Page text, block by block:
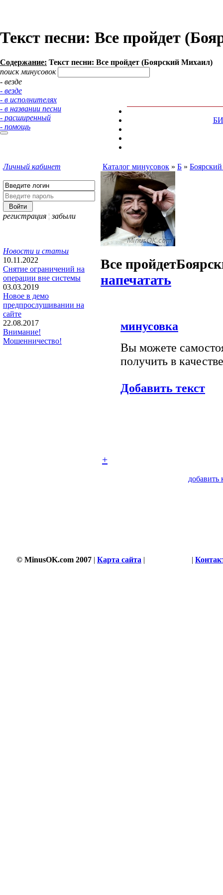
Текст песни: Все пройдет
Содержание: Текст песни: Все пройдет (Боярский Михаил)
поиск минусовок
- везде
- везде
- в исполнителях
- в названии песни
- расширенный
- помощь
Личный кабинет
регистрация ¦ забыли
Новости и статьи
10.11.2022
Снятие ограничений на
операции вне системы
03.03.2019
Новое в демо
предпрослушивании на
сайте
22.08.2017
Внимание!
Мошенничество!
Каталог минусовок » Б »
Все пройдет
напечатать
минусовка
Вы можете
получить в
Добавить текст
+
добавить
© MinusOK.com 2007 | Карта сайта | |